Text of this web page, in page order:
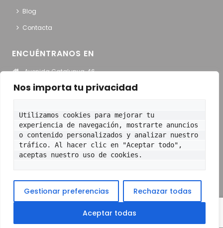
Nos importa tu privacidad
Utilizamos cookies para mejorar tu
experiencia de navegación, mostrarte anuncios
o contenido personalizados y analizar nuestro
tráfico. Al hacer clic en "Aceptar todo",
aceptas nuestro uso de cookies.
Gestionar preferencias Rechazar todas
Aceptar todas
Blog
Contacta
ENCUÉNTRANOS EN
Avenida Catalunya, 46
HORARIO
Lunes – Jueves: 9:00 a 13:30 y de 15:00 a 20:00
Viernes: 9:00 a 13:30 y de 15:00 a 19:00
reservados
Política de Privacidad y Protección de Datos